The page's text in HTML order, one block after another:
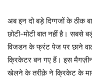
अब इन दो बड़े दिग्गजों के ठीक
छोटी-मोटी बात नहीं है। सबसे
विजडन के फ्रंट पेज पर छाने
क्रिकेटर बन गए हैं। इस
खेलने के तरीक़े ने क्रिकेट के